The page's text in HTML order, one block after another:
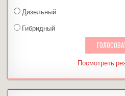
Дизельный
Гибридный
Посмотреть